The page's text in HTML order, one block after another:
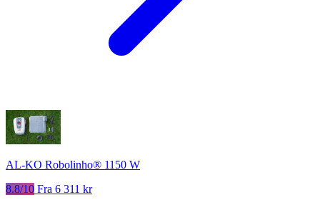
AL-KO Robolinho® 1150 W
8.8/10 Fra 6 311 kr